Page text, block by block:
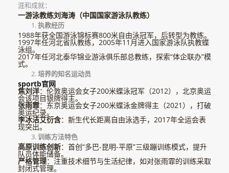
涯和成就：
一游泳教练刘海涛（中国国家游泳队教练）
1.执教经历
1988年获全国游泳锦标赛800米自由泳冠军，后转型为教练。
1997年任河北省队教练，2005年11月进入国家游泳队执教蝶
泳组。
2017年任河北泰华锦业游泳俱乐部总教练，探索“体企联办”模
式。
2.培养的知名运动员
sportb官网
焦刘洋：伦敦奥运会女子200米蝶泳冠军（2012），北京奥运
会该项目银牌得主。
张雨霏：东京奥运会女子200米蝶泳金牌得主（2021），打破
奥运纪录。
李冰洁艾衍含：新生代长距离自由泳选手，2017年全运会表
现突出。
3.训练方法特色
高原训练创新：首创“多巴-昆明-平原”三级蹦训练模式，提升
队员体能储备。
严格管理：注重技术细节与生活纪律，如对张雨霏的训练采取
封闭式管理。